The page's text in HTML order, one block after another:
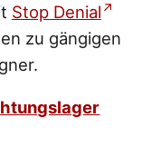
Stop Denial
zu gängigen